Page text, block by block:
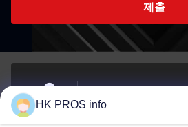
제출
주소
경제 개발 지역, 산헤 지방
HK PROS info